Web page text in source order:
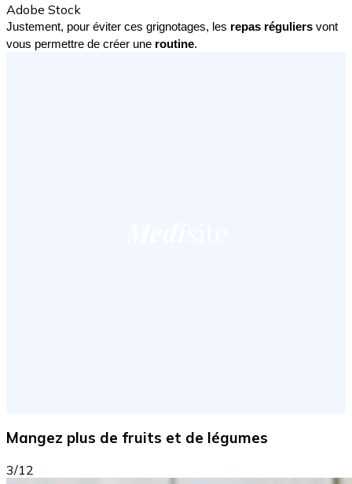
Adobe Stock
Justement, pour éviter ces grignotages, les repas réguliers vont
vous permettre de créer une routine.
Mangez plus de fruits et de légumes
3/12